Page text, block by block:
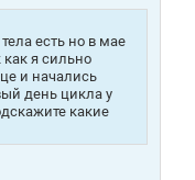
есть но в мае
я сильно
и начались
день цикла у
какие